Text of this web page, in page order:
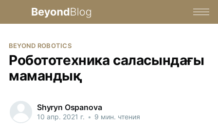
BEYOND ROBOTICS
Робототехника саласындағы
мамандық
Shyryn Ospanova
10 апр. 2021 г. • 9 мин. чтения